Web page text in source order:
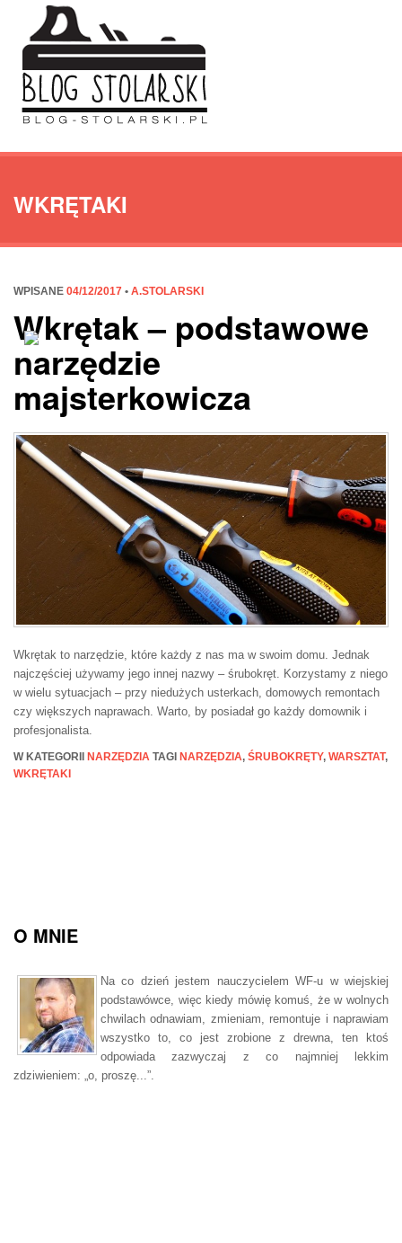
WKRĘTAKI
WPISANE 04/12/2017 • A.STOLARSKI
Wkrętak – podstawowe
narzędzie
majsterkowicza
Wkrętak to narzędzie, które każdy z nas ma w swoim domu. Jednak
najczęściej używamy jego innej nazwy – śrubokręt. Korzystamy z niego
w wielu sytuacjach – przy niedużych usterkach, domowych remontach
czy większych naprawach. Warto, by posiadał go każdy domownik i
profesjonalista.
W KATEGORII NARZĘDZIA TAGI NARZĘDZIA, ŚRUBOKRĘTY, WARSZTAT,
WKRĘTAKI
O MNIE
Na co dzień jestem nauczycielem WF-u w wiejskiej
podstawówce, więc kiedy mówię komuś, że w wolnych
chwilach odnawiam, zmieniam, remontuje i naprawiam
wszystko to, co jest zrobione z drewna, ten ktoś
odpowiada zazwyczaj z co najmniej lekkim
zdziwieniem: „o, proszę...”.